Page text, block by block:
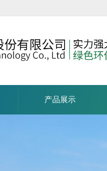
产品展示